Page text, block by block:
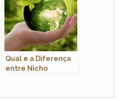
Qual e a Diferença
entre Nicho